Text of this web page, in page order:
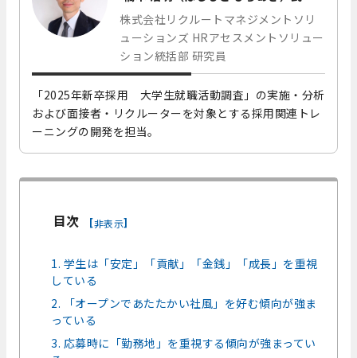
株式会社リクルートマネジメントソリ
ューションズ HRアセスメントソリュー
ション統括部 研究員
「2025年新卒採用 大学生就職活動調査」の実施・分析
および面接者・リクルーターを対象とする採用関連トレ
ーニングの開発を担当。
目次 [非表示]
1. 学生は「安定」「貢献」「金銭」「成長」を重視
している
2. 「オープンであたたかい社風」を好む傾向が強ま
っている
3. 応募時に「勤務地」を重視する傾向が強まってい